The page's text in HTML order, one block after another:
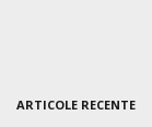
ARTICOLE RECENTE